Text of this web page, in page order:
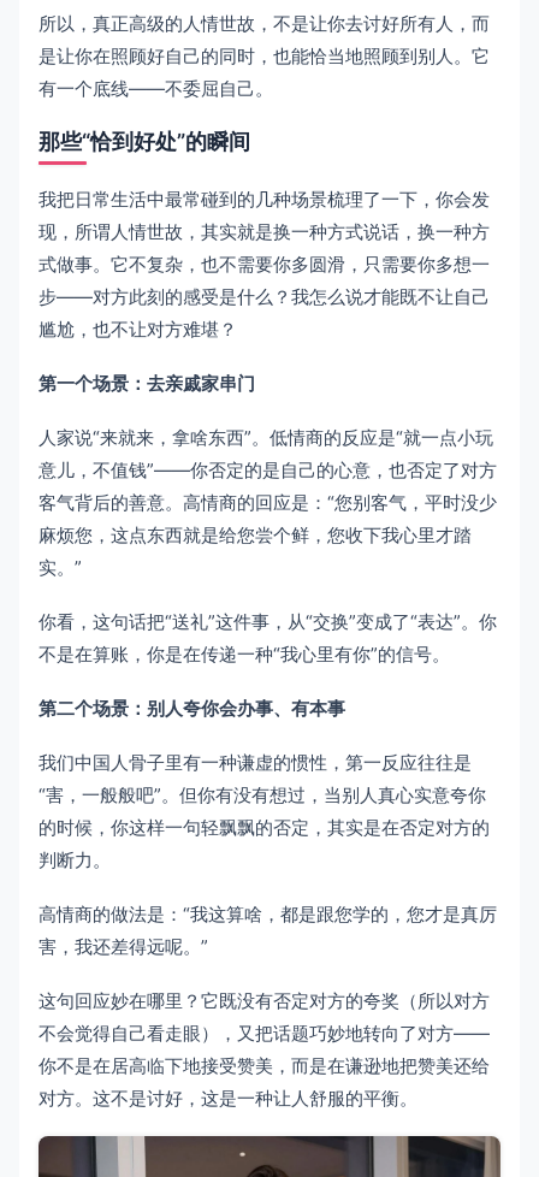
所以，真正高级的人情世故，不是让你去讨好所有人，而
是让你在照顾好自己的同时，也能恰当地照顾到别人。它
有一个底线——不委屈自己。
那些“恰到好处”的瞬间
我把日常生活中最常碰到的几种场景梳理了一下，你会发
现，所谓人情世故，其实就是换一种方式说话，换一种方
式做事。它不复杂，也不需要你多圆滑，只需要你多想一
步——对方此刻的感受是什么？我怎么说才能既不让自己
尴尬，也不让对方难堪？
第一个场景：去亲戚家串门
人家说“来就来，拿啥东西”。低情商的反应是“就一点小玩
意儿，不值钱”——你否定的是自己的心意，也否定了对方
客气背后的善意。高情商的回应是：“您别客气，平时没少
麻烦您，这点东西就是给您尝个鲜，您收下我心里才踏
实。”
你看，这句话把“送礼”这件事，从“交换”变成了“表达”。你
不是在算账，你是在传递一种“我心里有你”的信号。
第二个场景：别人夸你会办事、有本事
我们中国人骨子里有一种谦虚的惯性，第一反应往往是
“害，一般般吧”。但你有没有想过，当别人真心实意夸你
的时候，你这样一句轻飘飘的否定，其实是在否定对方的
判断力。
高情商的做法是：“我这算啥，都是跟您学的，您才是真厉
害，我还差得远呢。”
这句回应妙在哪里？它既没有否定对方的夸奖（所以对方
不会觉得自己看走眼），又把话题巧妙地转向了对方——
你不是在居高临下地接受赞美，而是在谦逊地把赞美还给
对方。这不是讨好，这是一种让人舒服的平衡。